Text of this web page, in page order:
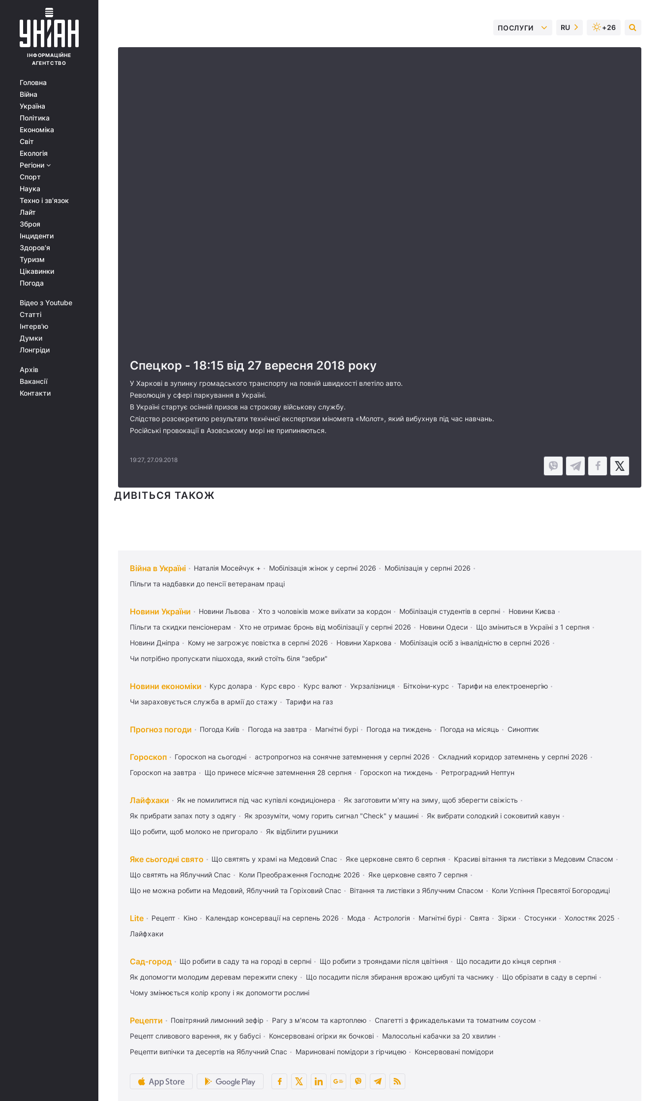
ІНФОРМАЦІЙНЕ
АГЕНТСТВО
Головна
Війна
Україна
Політика
Економіка
Світ
Екологія
Регіони
Спорт
Наука
Техно і зв'язок
Лайт
Зброя
Інциденти
Здоров'я
Туризм
Цікавинки
Погода
Відео з Youtube
Статті
Інтерв'ю
Думки
Лонгріди
Архів
Вакансії
Контакти
ПОСЛУГИ RU +26
Спецкор - 18:15 від 27 вересня 2018 року
У Харкові в зупинку громадського транспорту на повній швидкості влетіло авто.
Революція у сфері паркування в Україні.
В Україні стартує осінній призов на строкову військову службу.
Слідство розсекретило результати технічної експертизи міномета «Молот», який вибухнув під час навчань.
Російські провокації в Азовському морі не припиняються.
19:27, 27.09.2018
ДИВІТЬСЯ ТАКОЖ
Війна в Україні Наталія Мосейчук + Мобілізація жінок у серпні 2026
Мобілізація у серпні 2026
Пільги та надбавки до пенсії ветеранам праці
Новини України Новини Львова Хто з чоловіків може виїхати за кордон Мобілізація студентів в серпні
Новини Києва
Пільги та скидки пенсіонерам
Хто не отримає бронь від мобілізації у серпні 2026 Новини Одеси
Що зміниться в Україні з 1 серпня
Новини Дніпра
Кому не загрожує повістка в серпні 2026 Новини Харкова
Мобілізація осіб з інвалідністю в серпні 2026
Чи потрібно пропускати пішохода, який стоїть біля "зебри"
Новини економіки Курс долара Курс євро Курс валют Укрзалізниця Біткоіни-курс
Тарифи на електроенергію
Чи зараховується служба в армії до стажу
Тарифи на газ
Прогноз погоди Погода Київ Погода на завтра Магнітні бурі Погода на тиждень Погода на місяць Синоптик
Гороскоп Гороскоп на сьогодні астропрогноз на сонячне затемнення у серпні 2026
Складний коридор затемнень у серпні 2026
Гороскоп на завтра
Що принесе місячне затемнення 28 серпня Гороскоп на тиждень Ретроградний Нептун
Лайфхаки Як не помилитися під час купівлі кондиціонера
Як заготовити м'яту на зиму, щоб зберегти свіжість
Як прибрати запах поту з одягу
Як зрозуміти, чому горить сигнал "Check" у машині
Як вибрати солодкий і соковитий кавун
Що робити, щоб молоко не пригорало
Як відбілити рушники
Яке сьогодні свято Що святять у храмі на Медовий Спас Яке церковне свято 6 серпня
Красиві вітання та листівки з Медовим Спасом
Що святять на Яблучний Спас
Коли Преображення Господнє 2026
Яке церковне свято 7 серпня
Що не можна робити на Медовий, Яблучний та Горіховий Спас
Вітання та листівки з Яблучним Спасом Коли Успіння Пресвятої Богородиці
Lite Рецепт Кіно Календар консервації на серпень 2026 Мода Астрологія Магнітні бурі Свята Зірки Стосунки
Холостяк 2025
Лайфхаки
Сад-город Що робити в саду та на городі в серпні Що робити з трояндами після цвітіння
Що посадити до кінця серпня
Як допомогти молодим деревам пережити спеку
Що посадити після збирання врожаю цибулі та часнику
Що обрізати в саду в серпні
Чому змінюється колір кропу і як допомогти рослині
Рецепти Повітряний лимонний зефір Рагу з м'ясом та картоплею
Спагетті з фрикадельками та томатним соусом
Рецепт сливового варення, як у бабусі
Консервовані огірки як бочкові
Малосольні кабачки за 20 хвилин
Рецепти випічки та десертів на Яблучний Спас
Мариновані помідори з гірчицею Консервовані помідори